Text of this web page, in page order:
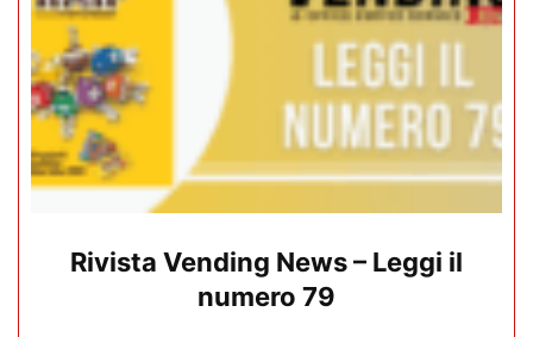
Rivista Vending News – Leggi il
numero 79